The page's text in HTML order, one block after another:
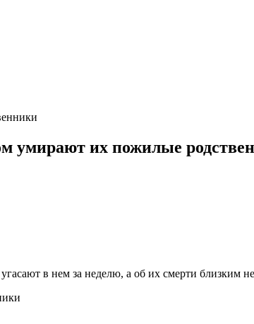
умирают их пожилые
в нем за неделю, а об их смерти близким